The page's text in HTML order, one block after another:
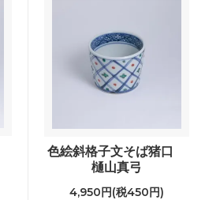
色絵斜格子文そば猪口
樋山真弓
4,950円(税450円)